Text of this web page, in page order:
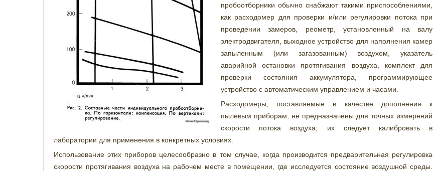
пробоотборники обычно снабжают такими приспособлениями,
как расходомер для проверки и/или регулировки потока при
проведении замеров, реометр, установленный на валу
электродвигателя, выходное устройство для наполнения камер
запыленным (или загазованным) воздухом, указатель
аварийной остановки протягивания воздуха, комплект для
проверки состояния аккумулятора, программирующее
устройство с автоматическим управлением и часами.
Расходомеры, поставляемые в качестве дополнения к
пылевым приборам, не предназначены для точных измерений
скорости потока воздуха; их следует калибровать в
лаборатории для применения в конкретных условиях.
Использование этих приборов целесообразно в том случае, когда производится предварительная регулировка
скорости протягивания воздуха на рабочем месте в помещении, где исследуется состояние воздушной среды.